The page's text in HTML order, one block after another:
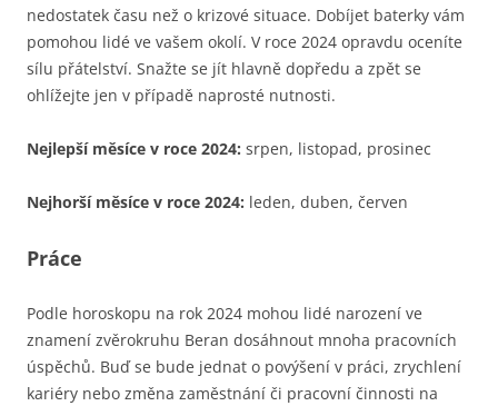
nedostatek času než o krizové situace. Dobíjet baterky vám
pomohou lidé ve vašem okolí. V roce 2024 opravdu oceníte
sílu přátelství. Snažte se jít hlavně dopředu a zpět se
ohlížejte jen v případě naprosté nutnosti.
Nejlepší měsíce v roce 2024: srpen, listopad, prosinec
Nejhorší měsíce v roce 2024: leden, duben, červen
Práce
Podle horoskopu na rok 2024 mohou lidé narození ve
znamení zvěrokruhu Beran dosáhnout mnoha pracovních
úspěchů. Buď se bude jednat o povýšení v práci, zrychlení
kariéry nebo změna zaměstnání či pracovní činnosti na